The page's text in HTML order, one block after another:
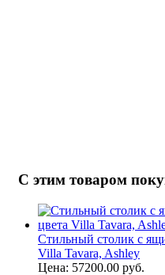
С этим товаром
Стильный столик с
Villa Tavara, Ashley
Цена: 57200.00 руб.